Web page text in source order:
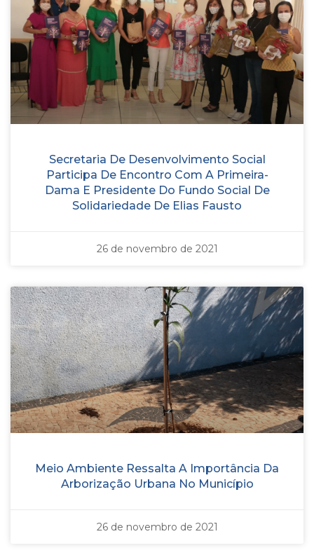
Secretaria De Desenvolvimento Social
Participa De Encontro Com A Primeira-
Dama E Presidente Do Fundo Social De
Solidariedade De Elias Fausto
26 de novembro de 2021
Meio Ambiente Ressalta A Importância Da
Arborização Urbana No Município
26 de novembro de 2021